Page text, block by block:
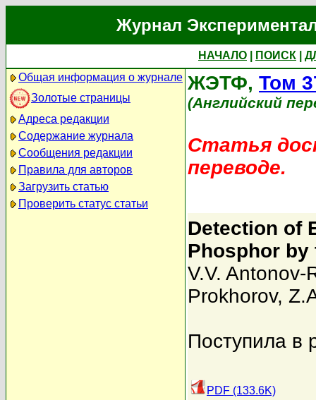
Журнал
НАЧАЛО ПОИСК
Общая информация о журнале
Золотые страницы
Адреса редакции
Содержание журнала
Сообщения редакции
Правила для авторов
Загрузить статью
Проверить статус статьи
ЖЭТФ, Том
(Английский
Статья
переводе.
Detection of
Phosphor by
V.V. Antonov-
Prokhorov,
Поступила в
PDF (133.6K)